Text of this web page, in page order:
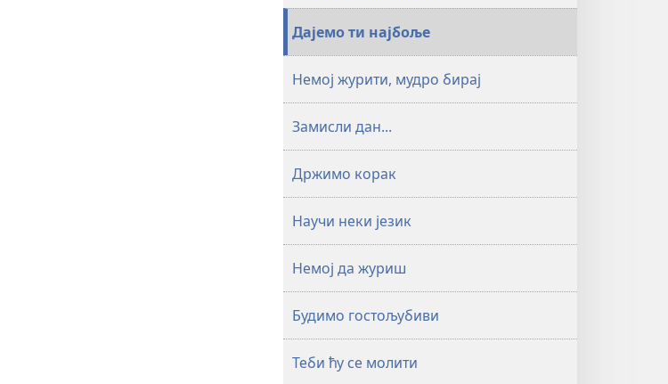
Дајемо ти најбоље
Немој журити, мудро бирај
Замисли дан...
Држимо корак
Научи неки језик
Немој да журиш
Будимо гостољубиви
Теби ћу се молити